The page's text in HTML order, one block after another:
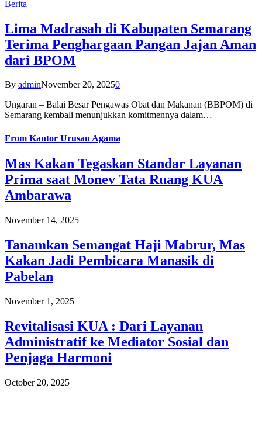
Berita
Lima Madrasah di Kabupaten Semarang
Terima Penghargaan Pangan Jajan Aman
dari BPOM
By adminNovember 20, 20250
Ungaran – Balai Besar Pengawas Obat dan Makanan (BBPOM) di
Semarang kembali menunjukkan komitmennya dalam…
From Kantor Urusan Agama
Mas Kakan Tegaskan Standar Layanan
Prima saat Monev Tata Ruang KUA
Ambarawa
November 14, 2025
Tanamkan Semangat Haji Mabrur, Mas
Kakan Jadi Pembicara Manasik di
Pabelan
November 1, 2025
Revitalisasi KUA : Dari Layanan
Administratif ke Mediator Sosial dan
Penjaga Harmoni
October 20, 2025